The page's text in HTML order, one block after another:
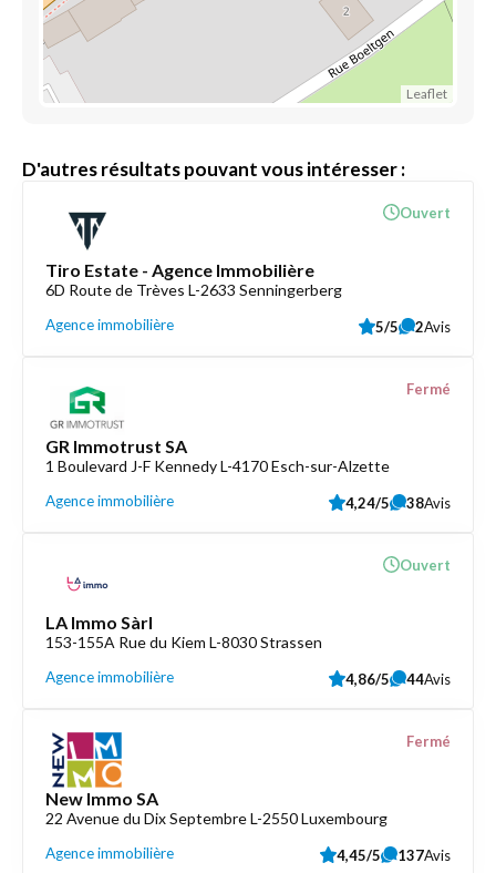
Leaflet
D'autres résultats pouvant vous intéresser :
Tiro Estate - Agence Immobilière
6D Route de Trèves L-2633 Senningerberg
Agence immobilière
Ouvert
5/5 2Avis
GR Immotrust SA
1 Boulevard J-F Kennedy L-4170 Esch-sur-Alzette
Agence immobilière
Fermé
4,24/5 38Avis
LA Immo Sàrl
153-155A Rue du Kiem L-8030 Strassen
Agence immobilière
Ouvert
4,86/5 44Avis
New Immo SA
22 Avenue du Dix Septembre L-2550 Luxembourg
Agence immobilière
Fermé
4,45/5 137Avis